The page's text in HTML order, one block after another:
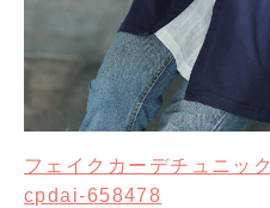
フェイクカーデチュニック
cpdai-658478